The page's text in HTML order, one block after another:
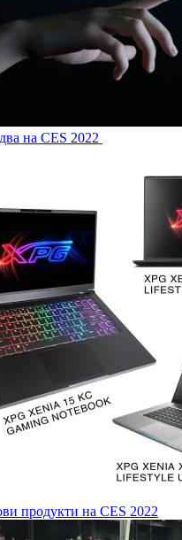
на CES 2022
продукти на CES 2022